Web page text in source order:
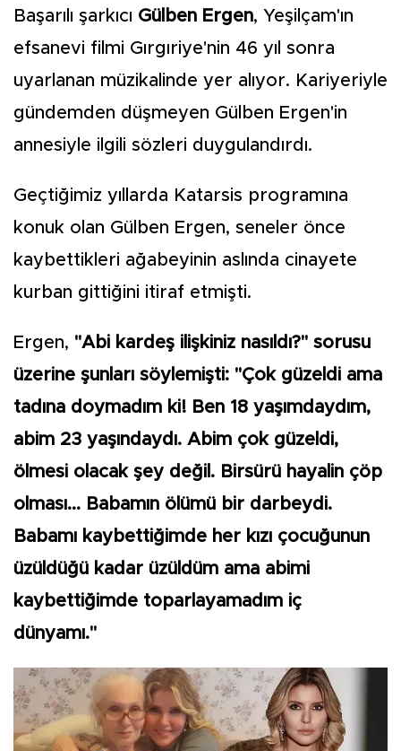
Başarılı şarkıcı Gülben Ergen, Yeşilçam'ın
efsanevi filmi Gırgıriye'nin 46 yıl sonra
uyarlanan müzikalinde yer alıyor. Kariyeriyle
gündemden düşmeyen Gülben Ergen'in
annesiyle ilgili sözleri duygulandırdı.
Geçtiğimiz yıllarda Katarsis programına
konuk olan Gülben Ergen, seneler önce
kaybettikleri ağabeyinin aslında cinayete
kurban gittiğini itiraf etmişti.
Ergen, "Abi kardeş ilişkiniz nasıldı?" sorusu
üzerine şunları söylemişti: "Çok güzeldi ama
tadına doymadım ki! Ben 18 yaşımdaydım,
abim 23 yaşındaydı. Abim çok güzeldi,
ölmesi olacak şey değil. Birsürü hayalin çöp
olması... Babamın ölümü bir darbeydi.
Babamı kaybettiğimde her kızı çocuğunun
üzüldüğü kadar üzüldüm ama abimi
kaybettiğimde toparlayamadım iç
dünyamı."